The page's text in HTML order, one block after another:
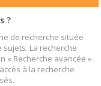
?
de recherche située
sujets. La recherche
« Recherche avancée »
à la recherche